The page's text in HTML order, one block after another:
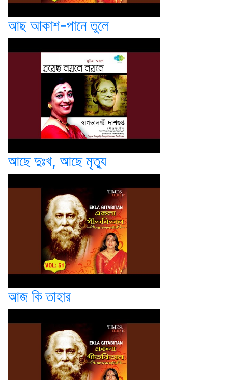
আছ আকাশ-পানে তুলে
আছে দুঃখ, আছে মৃত্যু
আজ কি তাহার